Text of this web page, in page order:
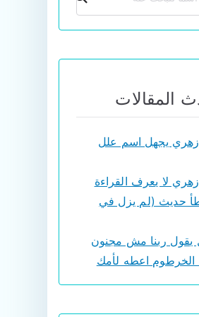
المقالات
يجهل اسم علل
لا يعرف القراءة
حديث (لم يزل في
يقول ربنا مش مجنون
الخرطوم اعطه لأمك